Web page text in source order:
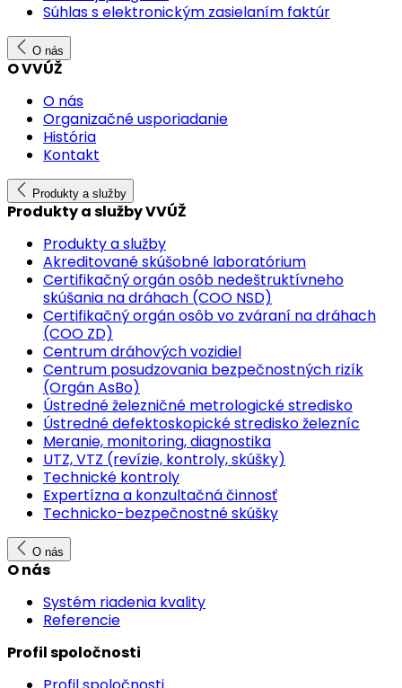
Súhlas s elektronickým zasielaním faktúr
O nás
O VVÚŽ
O nás
Organizačné usporiadanie
História
Kontakt
Produkty a služby
Produkty a služby VVÚŽ
Produkty a služby
Akreditované skúšobné laboratórium
Certifikačný orgán osôb nedeštruktívneho
skúšania na dráhach (COO NSD)
Certifikačný orgán osôb vo zváraní na dráhach
(COO ZD)
Centrum dráhových vozidiel
Centrum posudzovania bezpečnostných rizík
(Orgán AsBo)
Ústredné železničné metrologické stredisko
Ústredné defektoskopické stredisko železníc
Meranie, monitoring, diagnostika
UTZ, VTZ (revízie, kontroly, skúšky)
Technické kontroly
Expertízna a konzultačná činnosť
Technicko-bezpečnostné skúšky
O nás
O nás
Systém riadenia kvality
Referencie
Profil spoločnosti